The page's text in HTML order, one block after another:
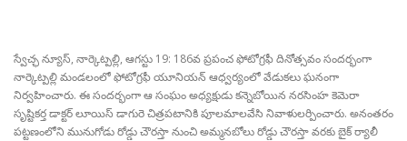
స్వేచ్ఛ న్యూస్, నార్కెట్పల్లి, ఆగస్టు 19: 186వ ప్రపంచ ఫోటోగ్రఫీ దినోత్సవం సందర్భంగా
నార్కెట్పల్లి మండలంలో ఫోటోగ్రఫీ యూనియన్ ఆధ్వర్యంలో వేడుకలు ఘనంగా
నిర్వహించారు. ఈ సందర్భంగా ఆ సంఘం అధ్యక్షుడు కన్నెబోయిన నరసింహ కెమెరా
సృష్టికర్త డాక్టర్ లూయిస్ డాగురె చిత్రపటానికి పూలమాలవేసి నివాళులర్పించారు. అనంతరం
పట్టణంలోని మునుగోడు రోడ్డు చౌరస్తా నుంచి అమ్మనబోలు రోడ్డు చౌరస్తా వరకు బైక్ ర్యాలీ